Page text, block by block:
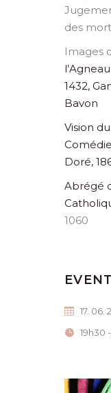
des
Images
1432,
Bavon
Vision
Doré,
Abrégé
1060
17. 06.
19h30